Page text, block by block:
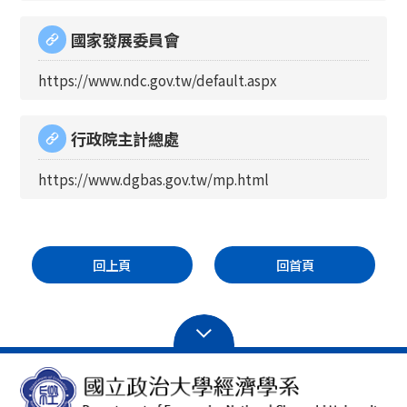
國家發展委員會
https://www.ndc.gov.tw/default.aspx
行政院主計總處
https://www.dgbas.gov.tw/mp.html
回上頁 回首頁